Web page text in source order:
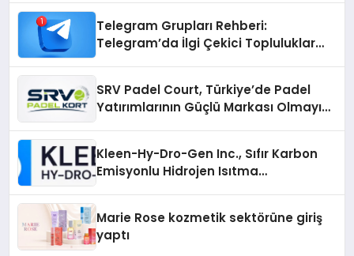
Telegram Grupları Rehberi:
Telegram’da İlgi Çekici Topluluklar
SRV Padel Court, Türkiye’de Padel
Yatırımlarının Güçlü Markası Olmayı
Kleen-Hy-Dro-Gen Inc., Sıfır Karbon
Emisyonlu Hidrojen Isıtma
Marie Rose kozmetik sektörüne giriş
yaptı